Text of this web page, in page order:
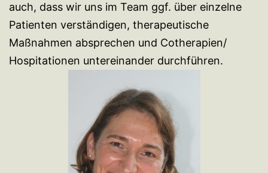
auch, dass wir uns im Team ggf. über einzelne
Patienten verständigen, therapeutische
Maßnahmen absprechen und Cotherapien/
Hospitationen untereinander durchführen.